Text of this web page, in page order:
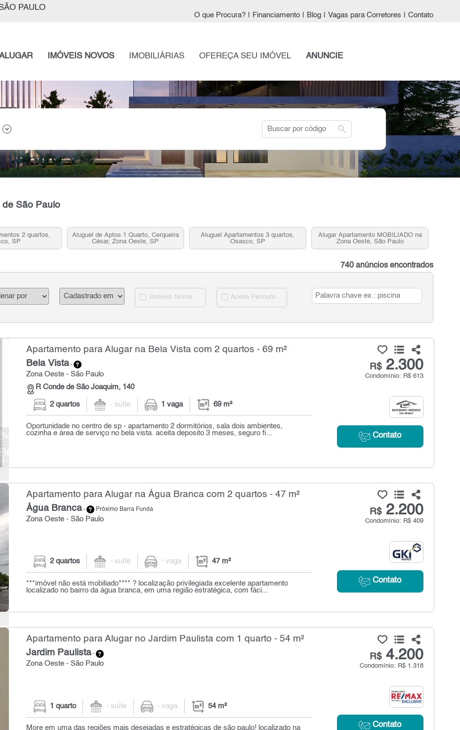
PAULO
O que Procura? Financiamento Blog Vagas para Corretores Contato
IMÓVEIS NOVOS IMOBILIÁRIAS OFEREÇA SEU IMÓVEL ANUNCIE
search
São Paulo
2 quartos,
SP
Aluguel de Aptos 1 Quarto, Cerqueira
César, Zona Oeste, SP
Aluguel Apartamentos 3 quartos,
Osasco, SP
Alugar Apartamento MOBILIADO na
Zona Oeste, São Paulo
740 anúncios encontrados
Imóveis Novos Aceita Permuta
Apartamento para Alugar na Bela Vista com 2 quartos - 69 m²
Bela Vista-
Zona Oeste - São Paulo
R Conde de São Joaquim, 140
R$2.300
Condomínio: R$ 613
Contato
2 quartos - suíte 1 vaga 69 m²
Oportunidade no centro de sp - apartamento 2 dormitórios, sala dois ambientes,
cozinha e área de serviço no bela vista. aceita deposito 3 meses, seguro fi...
Apartamento para Alugar na Água Branca com 2 quartos - 47 m²
Água Branca- Próximo Barra Funda
Zona Oeste - São Paulo
R$2.200
Condomínio: R$ 409
Contato
2 quartos - suíte - vaga 47 m²
***imóvel não está mobiliado**** ? localização privilegiada excelente apartamento
localizado no bairro da água branca, em uma região estratégica, com fáci...
Apartamento para Alugar no Jardim Paulista com 1 quarto - 54 m²
Jardim Paulista-
Zona Oeste - São Paulo
R$4.200
Condomínio: R$ 1.318
Contato
1 quarto - suíte - vaga 54 m²
More em uma das regiões mais desejadas e estratégicas de são paulo! localizado na